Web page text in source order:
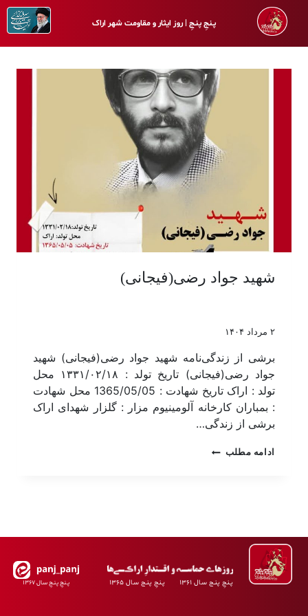
پـنجِ پنـجِ | روز ایثار و مقاومت شهر اراک
شهید جواد رضی(فیجانی)
۲ مرداد ۱۴۰۴
برشی از زندگی‌نامه شهید جواد رضی(فیجانی) شهید
جواد رضی(فیجانی) تاریخ تولد : ۱۳۳۱/۰۲/۱۸ محل
تولد : اراک تاریخ شهادت : 1365/05/05 محل شهادت
: بمباران کارخانه آلومینیوم مزار : گلزار شهدای اراک
برشی از زندگی…
ادامه مطلب
پـنجِ پنـج سـال ۱۳۶۱ پـنجِ پنـج سـال ۱۳۶۵ پـنجِ پنـجِ سـال ۱۳۶۷